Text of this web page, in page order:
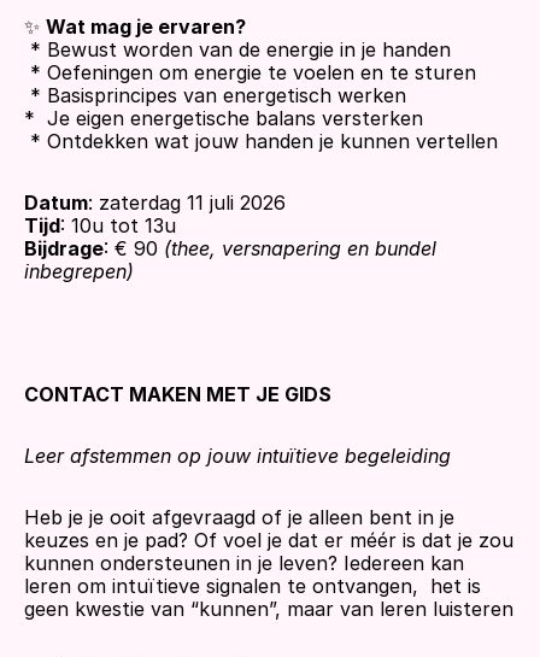
✨ Wat mag je ervaren?
* Bewust worden van de energie in je handen
* Oefeningen om energie te voelen en te sturen
* Basisprincipes van energetisch werken
*  Je eigen energetische balans versterken
* Ontdekken wat jouw handen je kunnen vertellen
Datum: zaterdag 11 juli 2026
Tijd: 10u tot 13u
Bijdrage: € 90 (thee, versnapering en bundel
inbegrepen)
CONTACT MAKEN MET JE GIDS
Leer afstemmen op jouw intuïtieve begeleiding
Heb je je ooit afgevraagd of je alleen bent in je
keuzes en je pad? Of voel je dat er méér is dat je zou
kunnen ondersteunen in je leven? Iedereen kan
leren om intuïtieve signalen te ontvangen,  het is
geen kwestie van “kunnen”, maar van leren luisteren